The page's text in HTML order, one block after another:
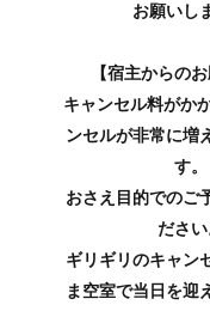
お願いし
【宿主からの
キャンセル料がか
ンセルが非常に増
す。
おさえ目的でのご
ださい
ギリギリのキャン
ま空室で当日を迎